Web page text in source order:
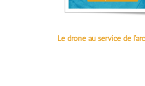
Le drone au service de